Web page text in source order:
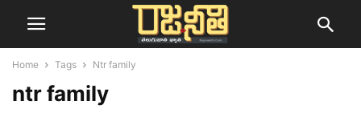
Home Tags Ntr family
ntr family